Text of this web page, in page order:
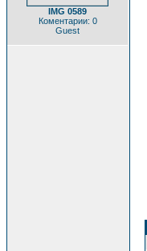
IMG 0589
Коментарии: 0
Guest